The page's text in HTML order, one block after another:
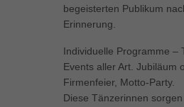
begeisterten Publikum
Erinnerung.
Individuelle Programme –
Events aller Art. Jubiläum
Firmenfeier, Motto-Party.
Diese Tänzerinnen
Externe Medien (5)
standardmäßig blockiert. Wenn Cookies
werden, bedarf der Zugriff auf diese
Cookie-Informationen